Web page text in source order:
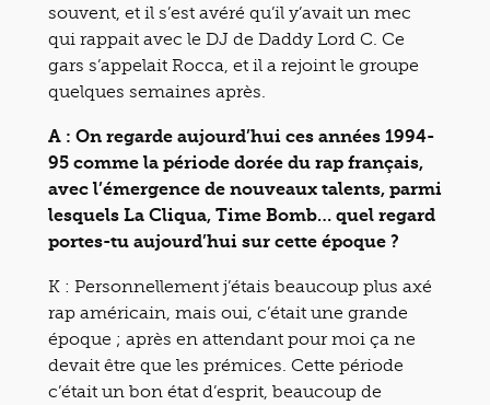
souvent, et il s’est avéré qu’il y’avait un mec
qui rappait avec le DJ de Daddy Lord C. Ce
gars s’appelait Rocca, et il a rejoint le groupe
quelques semaines après.
A : On regarde aujourd’hui ces années 1994-
95 comme la période dorée du rap français,
avec l’émergence de nouveaux talents, parmi
lesquels La Cliqua, Time Bomb… quel regard
portes-tu aujourd’hui sur cette époque ?
K : Personnellement j’étais beaucoup plus axé
rap américain, mais oui, c’était une grande
époque ; après en attendant pour moi ça ne
devait être que les prémices. Cette période
c’était un bon état d’esprit, beaucoup de